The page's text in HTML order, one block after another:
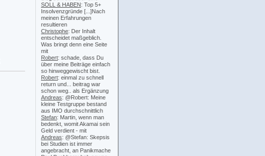
SOLL & HABEN: Top 5+
Insolvenzgründe [...]Nach
meinen Erfahrungen
resultieren
Christophe: Der Inhalt
entscheidet maßgeblich.
Was bringt denn eine Seite
mit
Robert: schade, dass Du
über meine Beiträge einfach
so hinweggewischt bist.
Robert: einmal zu schnell
return und... beitrag war
schon weg.. als Ergänzung
Andreas: @Robert: Meine
kleine Testgruppe bestand
aus IMO durchschnittlich
Stefan: Martin, wenn man
bedenkt, womit Akamai sein
Geld verdient - mit
Andreas: @Stefan: Skepsis
bei Studien ist immer
angebracht, an Panikmache